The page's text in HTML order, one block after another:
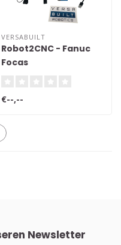
VERSABUILT
Robot2CNC - Fanuc
Focas
€--,--
Newsletter